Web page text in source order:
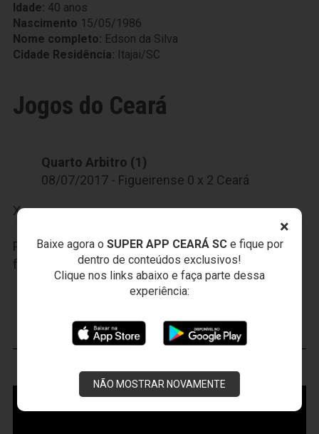
×
Baixe agora o SUPER APP CEARÁ SCe fique por
dentro de conteúdos exclusivos!
Clique nos links abaixo e faça parte dessa
experiência:
NÃO MOSTRAR NOVAMENTE
Idade: 40 anos
Nascimento 15/05/1986
Nome completo: Edson da Silva
Cidade Residência: Itajai/SC
Jogos do Ceará
Quarto Arbitro (1)
08/07/2017 - Figueirense 0 x 2 Ceará
X
Participe das nossas promoções, cliqueAQUIe
faça seu cadastro.
VOZÃOTV